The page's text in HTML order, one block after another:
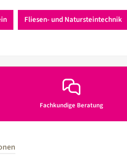
Fliesen- und Natursteintechnik
Fachkundige Beratung